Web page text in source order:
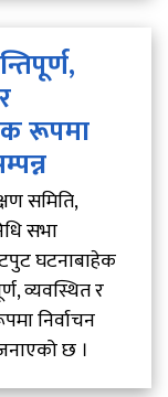
रूपमा
समिति,
सभा
घटनाबाहेक
व्यवस्थित र
निर्वाचन
छ ।